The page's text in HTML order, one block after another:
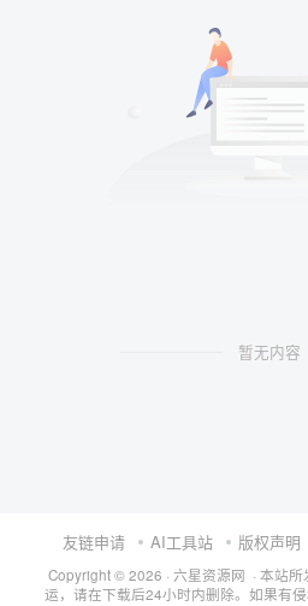
暂无内容
友链申请 AI工具站 版权声明
Copyright © 2026 · 六星资源网 · 本站
运，请在下载后24小时内删除。如果有